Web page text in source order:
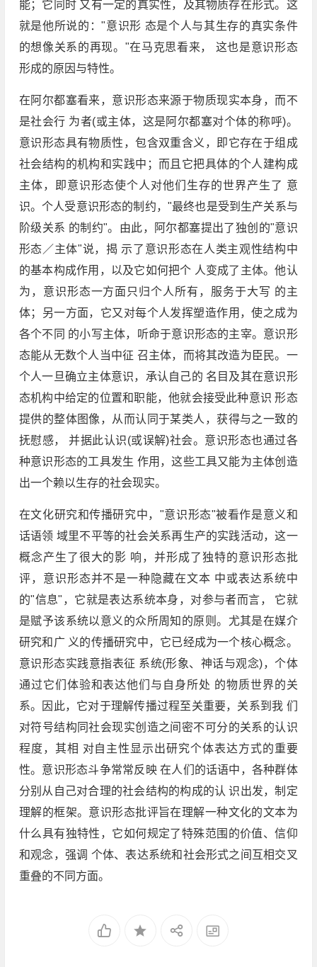
能；它同时 又有一定的真实性，及其物质存在形式。这
就是他所说的："意识形 态是个人与其生存的真实条件
的想像关系的再现。"在马克思看来， 这也是意识形态
形成的原因与特性。
在阿尔都塞看来，意识形态来源于物质现实本身，而不
是社会行 为者(或主体，这是阿尔都塞对个体的称呼)。
意识形态具有物质性，包含双重含义，即它存在于组成
社会结构的机构和实践中；而且它把具体的个人建构成
主体，即意识形态使个人对他们生存的世界产生了 意
识。个人受意识形态的制约，"最终也是受到生产关系与
阶级关系 的制约"。由此，阿尔都塞提出了独创的"意识
形态／主体"说，揭 示了意识形态在人类主观性结构中
的基本构成作用，以及它如何把个 人变成了主体。他认
为，意识形态一方面只归个人所有，服务于大写 的主
体；另一方面，它又对每个人发挥塑造作用，使之成为
各个不同 的小写主体，听命于意识形态的主宰。意识形
态能从无数个人当中征 召主体，而将其改造为臣民。一
个人一旦确立主体意识，承认自己的 名目及其在意识形
态机构中给定的位置和职能，他就会接受此种意识 形态
提供的整体图像，从而认同于某类人，获得与之一致的
抚慰感， 并据此认识(或误解)社会。意识形态也通过各
种意识形态的工具发生 作用，这些工具又能为主体创造
出一个赖以生存的社会现实。
在文化研究和传播研究中，"意识形态"被看作是意义和
话语领 域里不平等的社会关系再生产的实践活动，这一
概念产生了很大的影 响，并形成了独特的意识形态批
评，意识形态并不是一种隐藏在文本 中或表达系统中
的"信息"，它就是表达系统本身，对参与者而言， 它就
是赋予该系统以意义的众所周知的原则。尤其是在媒介
研究和广 义的传播研究中，它已经成为一个核心概念。
意识形态实践意指表征 系统(形象、神话与观念)，个体
通过它们体验和表达他们与自身所处 的物质世界的关
系。因此，它对于理解传播过程至关重要，关系到我 们
对符号结构同社会现实创造之间密不可分的关系的认识
程度，其相 对自主性显示出研究个体表达方式的重要
性。意识形态斗争常常反映 在人们的话语中，各种群体
分别从自己对合理的社会结构的构成的认 识出发，制定
理解的框架。意识形态批评旨在理解一种文化的文本为
什么具有独特性，它如何规定了特殊范围的价值、信仰
和观念，强调 个体、表达系统和社会形式之间互相交叉
重叠的不同方面。